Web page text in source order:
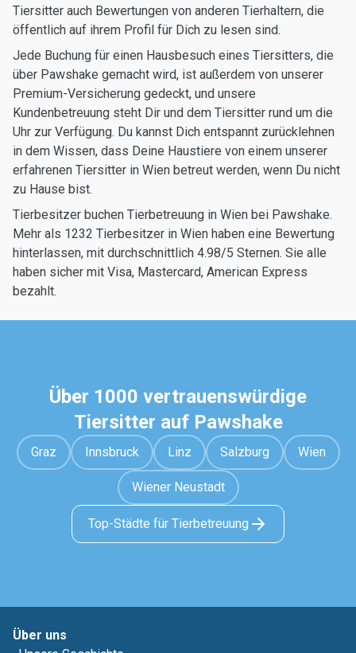
Tiersitter auch Bewertungen von anderen Tierhaltern, die
öffentlich auf ihrem Profil für Dich zu lesen sind.
Jede Buchung für einen Hausbesuch eines Tiersitters, die
über Pawshake gemacht wird, ist außerdem von unserer
Premium-Versicherung gedeckt, und unsere
Kundenbetreuung steht Dir und dem Tiersitter rund um die
Uhr zur Verfügung. Du kannst Dich entspannt zurücklehnen
in dem Wissen, dass Deine Haustiere von einem unserer
erfahrenen Tiersitter in Wien betreut werden, wenn Du nicht
zu Hause bist.
Tierbesitzer buchen Tierbetreuung in Wien bei Pawshake.
Mehr als 1232 Tierbesitzer in Wien haben eine Bewertung
hinterlassen, mit durchschnittlich 4.98/5 Sternen. Sie alle
haben sicher mit Visa, Mastercard, American Express
bezahlt.
Über 1000 vertrauenswürdige
Tiersitter auf Pawshake
Graz Innsbruck Linz Salzburg Wien
Wiener Neustadt
Top-Städte für Tierbetreuung
Über uns